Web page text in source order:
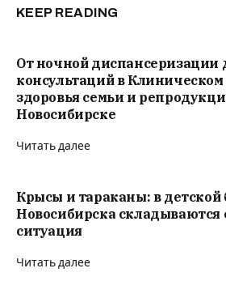
KEEP READING
От ночной диспансеризации
консультаций в
здоровья семьи и
Новосибирске
Читать далее
Крысы и тараканы: в детской
Новосибирска складываются
ситуация
Читать далее